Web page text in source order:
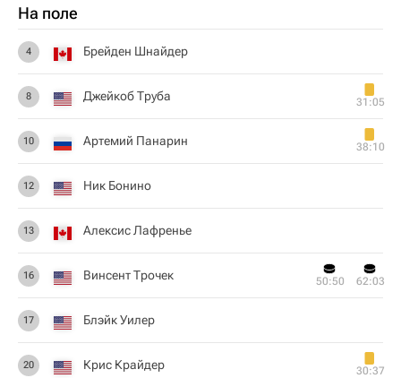
На поле
4 Брейден Шнайдер
8 Джейкоб Труба 31:05
10 Артемий Панарин 38:10
12 Ник Бонино
13 Алексис Лафренье
16 Винсент Трочек 50:50 62:03
17 Блэйк Уилер
20 Крис Крайдер 30:37